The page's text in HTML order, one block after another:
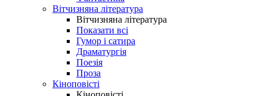
Вітчизняна література
Вітчизняна література
Показати всі
Гумор і сатира
Драматургія
Поезія
Проза
Кіноповісті